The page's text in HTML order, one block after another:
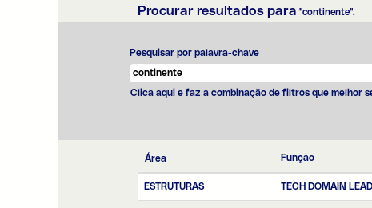
Procurar resultados para "continente".
Pesquisar por palavra-chave
Clica aqui e faz a combinação de filtros que melhor
Área Função
ESTRUTURAS TECH DOMAIN LEAD